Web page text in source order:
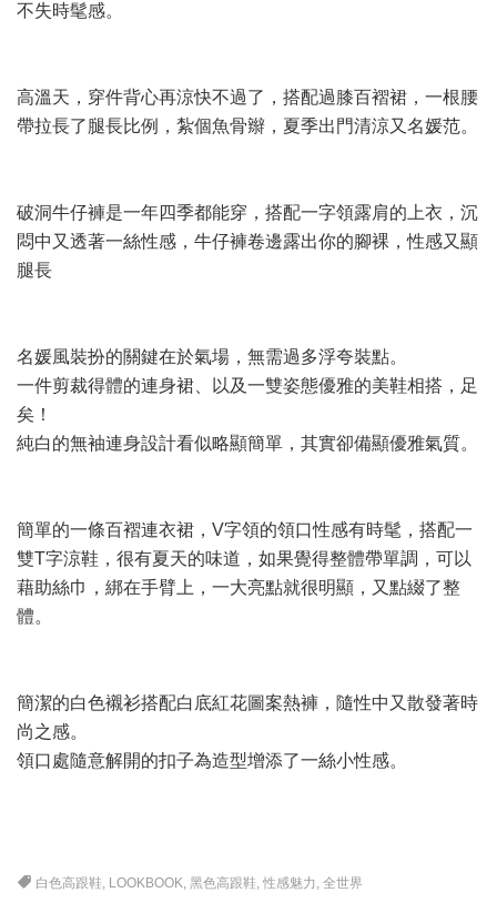
不失時髦感。
高溫天，穿件背心再涼快不過了，搭配過膝百褶裙，一根腰
帶拉長了腿長比例，紮個魚骨辮，夏季出門清涼又名媛范。
破洞牛仔褲是一年四季都能穿，搭配一字領露肩的上衣，沉
悶中又透著一絲性感，牛仔褲卷邊露出你的腳裸，性感又顯
腿長
名媛風裝扮的關鍵在於氣場，無需過多浮夸裝點。
一件剪裁得體的連身裙、以及一雙姿態優雅的美鞋相搭，足
矣！
純白的無袖連身設計看似略顯簡單，其實卻備顯優雅氣質。
簡單的一條百褶連衣裙，V字領的領口性感有時髦，搭配一
雙T字涼鞋，很有夏天的味道，如果覺得整體帶單調，可以
藉助絲巾，綁在手臂上，一大亮點就很明顯，又點綴了整
體。
簡潔的白色襯衫搭配白底紅花圖案熱褲，隨性中又散發著時
尚之感。
領口處隨意解開的扣子為造型增添了一絲小性感。
白色高跟鞋, LOOKBOOK,黑色高跟鞋,性感魅力 ,全世界